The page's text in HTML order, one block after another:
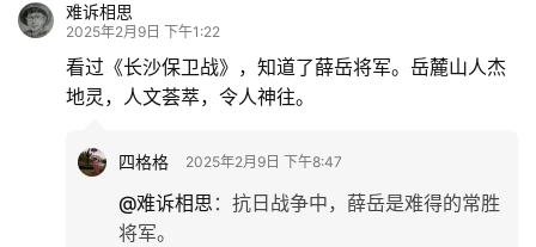
难诉相思
2025年2月9日 下午1:22
看过《长沙保卫战》，知道了薛岳将军。岳麓山人杰
地灵，人文荟萃，令人神往。
四格格 2025年2月9日 下午8:47
@难诉相思 ： 抗日战争中，薛岳是难得的常胜
将军。